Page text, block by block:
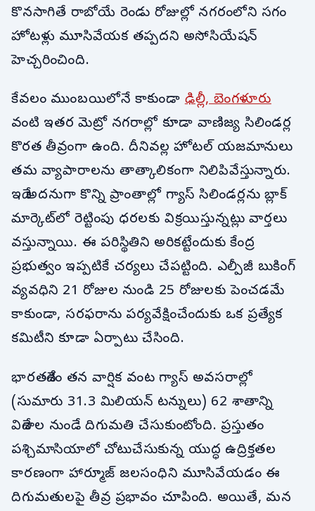
కొనసాగితే రాబోయే రెండు రోజుల్లో నగరంలోని సగం
హోటళ్లు మూసివేయక తప్పదని అసోసియేషన్
హెచ్చరించింది.
కేవలం ముంబయిలోనే కాకుండాఢిల్లీ, బెంగళూరు
వంటి ఇతర మెట్రో నగరాల్లో కూడా వాణిజ్య సిలిండర్ల
కొరత తీవ్రంగా ఉంది. దీనివల్ల హోటల్ యజమానులు
తమ వ్యాపారాలను తాత్కాలికంగా నిలిపివేస్తున్నారు.
ఇదే అదనుగా కొన్ని ప్రాంతాల్లో గ్యాస్ సిలిండర్లను బ్లాక్
మార్కెట్‌లో రెట్టింపు ధరలకు విక్రయిస్తున్నట్లు వార్తలు
వస్తున్నాయి. ఈ పరిస్థితిని అరికట్టేందుకు కేంద్ర
ప్రభుత్వం ఇప్పటికే చర్యలు చేపట్టింది. ఎల్పీజీ బుకింగ్
వ్యవధిని 21 రోజుల నుండి 25 రోజులకు పెంచడమే
కాకుండా, సరఫరాను పర్యవేక్షించేందుకు ఒక ప్రత్యేక
కమిటీని కూడా ఏర్పాటు చేసింది.
భారతదేశం తన వార్షిక వంట గ్యాస్ అవసరాల్లో
(సుమారు 31.3 మిలియన్ టన్నులు) 62 శాతాన్ని
విదేశాల నుండే దిగుమతి చేసుకుంటోంది. ప్రస్తుతం
పశ్చిమాసియాలో చోటుచేసుకున్న యుద్ధ ఉద్రిక్తతల
కారణంగా హార్మూజ్ జలసంధిని మూసివేయడం ఈ
దిగుమతులపై తీవ్ర ప్రభావం చూపింది. అయితే, మన